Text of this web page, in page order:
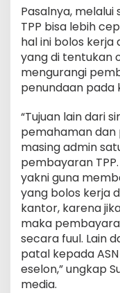
Pasalnya,
TPP bisa lebih
hal ini bolos kerja
yang di tentukan
mengurangi
penundaan pada
“Tujuan lain dari
pemahaman
masing admin
pembayaran
yakni guna
yang bolos kerja
kantor, karena
maka
secara fuul. Lain
patal kepada
eselon,” ungkap
media.